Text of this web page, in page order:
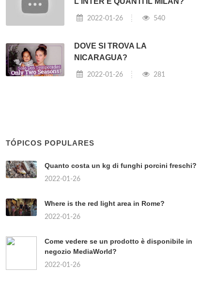
2022-01-26 540
DOVE SI TROVA LA
NICARAGUA?
2022-01-26 281
TÓPICOS POPULARES
Quanto costa un kg di funghi porcini freschi?
2022-01-26
Where is the red light area in Rome?
2022-01-26
Come vedere se un prodotto è disponibile in
negozio MediaWorld?
2022-01-26